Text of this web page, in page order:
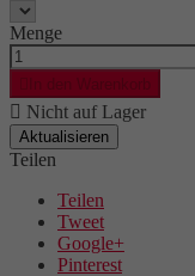
Menge
In den Warenkorb
 Nicht auf Lager
Teilen
Teilen
Tweet
Google+
Pinterest